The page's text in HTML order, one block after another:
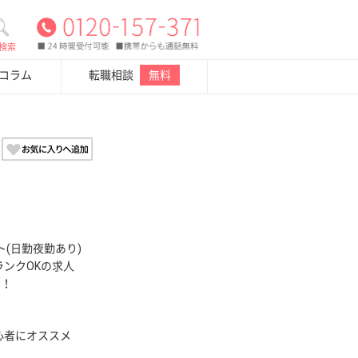
索
ラム 転職相談 無料
(日勤夜勤あり)
クOKの求人
にオススメ